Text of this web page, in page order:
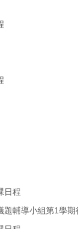
日程
題輔導小組第1學期